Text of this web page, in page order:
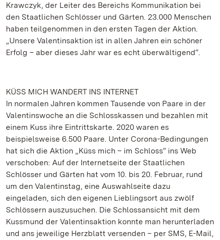
Krawczyk, der Leiter des Bereichs Kommunikation bei
den Staatlichen Schlösser und Gärten. 23.000 Menschen
haben teilgenommen in den ersten Tagen der Aktion.
„Unsere Valentinsaktion ist in allen Jahren ein schöner
Erfolg – aber dieses Jahr war es echt überwältigend“.
KÜSS MICH WANDERT INS INTERNET
In normalen Jahren kommen Tausende von Paare in der
Valentinswoche an die Schlosskassen und bezahlen mit
einem Kuss ihre Eintrittskarte. 2020 waren es
beispielsweise 6.500 Paare. Unter Corona-Bedingungen
hat sich die Aktion „Küss mich – im Schloss“ ins Web
verschoben: Auf der Internetseite der Staatlichen
Schlösser und Gärten hat vom 10. bis 20. Februar, rund
um den Valentinstag, eine Auswahlseite dazu
eingeladen, sich den eigenen Lieblingsort aus zwölf
Schlössern auszusuchen. Die Schlossansicht mit dem
Kussmund der Valentinsaktion konnte man herunterladen
und ans jeweilige Herzblatt versenden – per SMS, E-Mail,